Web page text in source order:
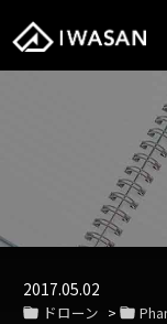
2017.05.02
ドローン